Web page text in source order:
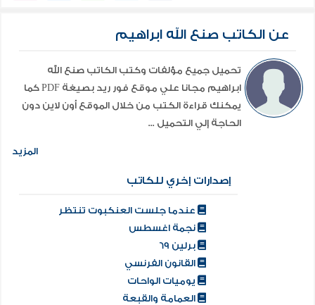
عن الكاتب صنع الله ابراهيم
تحميل جميع مؤلفات وكتب الكاتب صنع الله
ابراهيم مجانا علي موقع فور ريد بصيغة PDF كما
يمكنك قراءة الكتب من خلال الموقع أون لاين دون
الحاجة إلي التحميل ...
المزيد
إصدارات إخري للكاتب
عندما جلست العنكبوت تنتظر
نجمة اغسطس
برلين 69
القانون الفرنسي
يوميات الواحات
العمامة والقبعة